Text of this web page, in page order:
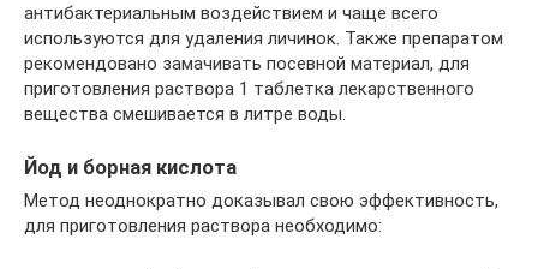
антибактериальным воздействием и чаще всего
используются для удаления личинок. Также препаратом
рекомендовано замачивать посевной материал, для
приготовления раствора 1 таблетка лекарственного
вещества смешивается в литре воды.
Йод и борная кислота
Метод неоднократно доказывал свою эффективность,
для приготовления раствора необходимо: